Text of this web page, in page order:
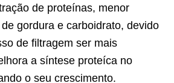
de proteínas, menor
gordura e carboidrato, devido
de filtragem ser mais
a síntese proteíca no
o seu crescimento.